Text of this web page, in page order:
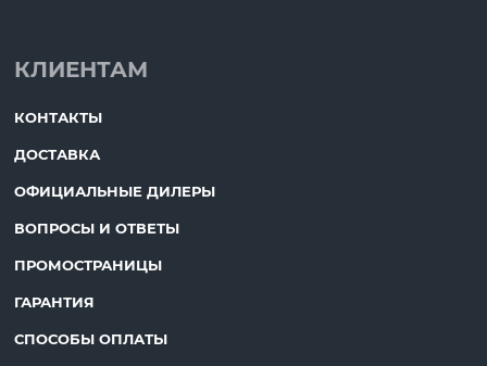
КЛИЕНТАМ
КОНТАКТЫ
ДОСТАВКА
ОФИЦИАЛЬНЫЕ ДИЛЕРЫ
ВОПРОСЫ И ОТВЕТЫ
ПРОМОСТРАНИЦЫ
ГАРАНТИЯ
СПОСОБЫ ОПЛАТЫ